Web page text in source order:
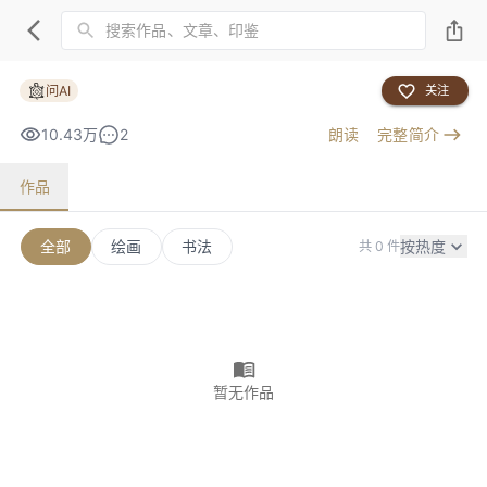
问AI 关注
10.43万 2 朗读 完整简介
作品
全部 绘画 书法 共 0 件按热度
暂无作品